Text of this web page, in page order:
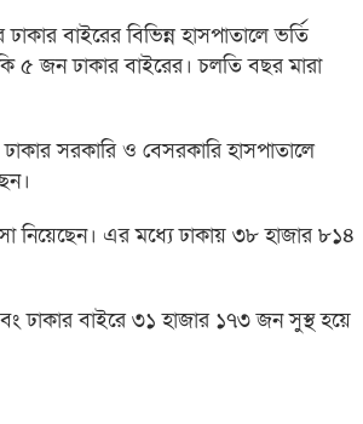
বাইরের বিভিন্ন হাসপাতালে ভর্তি
৫ জন ঢাকার বাইরের। চলতি বছর মারা
সরকারি ও বেসরকারি হাসপাতালে
নিয়েছেন। এর মধ্যে ঢাকায় ৩৮ হাজার ৮১৪
ঢাকার বাইরে ৩১ হাজার ১৭৩ জন সুস্থ হয়ে